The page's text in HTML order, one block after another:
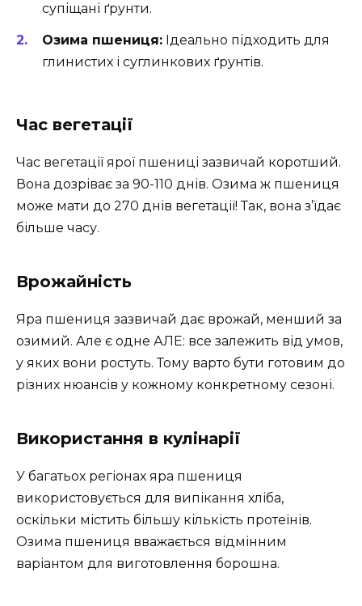
супіщані ґрунти.
Озима пшениця: Ідеально підходить для
глинистих і суглинкових ґрунтів.
Час вегетації
Час вегетації ярої пшениці зазвичай коротший.
Вона дозріває за 90-110 днів. Озима ж пшениця
може мати до 270 днів вегетації! Так, вона з’їдає
більше часу.
Врожайність
Яра пшениця зазвичай дає врожай, менший за
озимий. Але є одне АЛЕ: все залежить від умов,
у яких вони ростуть. Тому варто бути готовим до
різних нюансів у кожному конкретному сезоні.
Використання в кулінарії
У багатьох регіонах яра пшениця
використовується для випікання хліба,
оскільки містить більшу кількість протеїнів.
Озима пшениця вважається відмінним
варіантом для виготовлення борошна.